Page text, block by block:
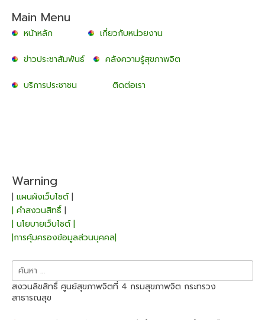
Main Menu
หน้าหลัก เกี่ยวกับหน่วยงาน
ข่าวประชาสัมพันธ์ คลังความรู้สุขภาพจิต
บริการประชาชน ติดต่อเรา
Warning
| แผนผังเว็บไซต์|
| คำสงวนสิทธิ์ |
| นโยบายเว็บไซต์ |
|การคุ้มครองข้อมูลส่วนบุคคล|
ค้นหา
สำหรับ:
สงวนลิขสิทธิ์ ศูนย์สุขภาพจิตที่ 4 กรมสุขภาพจิต กระทรวง
สาธารณสุข